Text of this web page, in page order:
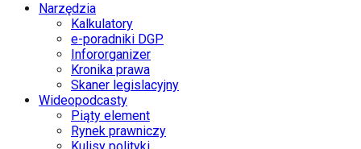
Narzędzia
Kalkulatory
e-poradniki DGP
Infororganizer
Kronika prawa
Skaner legislacyjny
Wideopodcasty
Piąty element
Rynek prawniczy